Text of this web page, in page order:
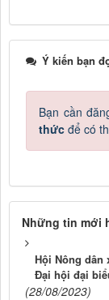
Ý kiến bạn
Bạn cần
thức để có
Những tin mới
Hội Nông dân
Đại hội đại
(28/08/2023)